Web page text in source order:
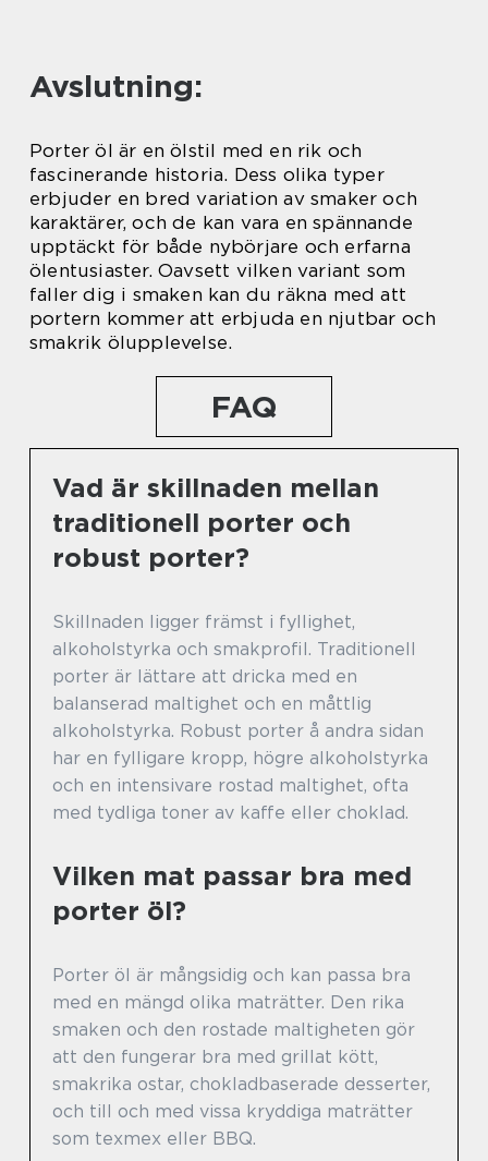
Avslutning:
Porter öl är en ölstil med en rik och
fascinerande historia. Dess olika typer
erbjuder en bred variation av smaker och
karaktärer, och de kan vara en spännande
upptäckt för både nybörjare och erfarna
ölentusiaster. Oavsett vilken variant som
faller dig i smaken kan du räkna med att
portern kommer att erbjuda en njutbar och
smakrik ölupplevelse.
FAQ
Vad är skillnaden mellan
traditionell porter och
robust porter?
Skillnaden ligger främst i fyllighet,
alkoholstyrka och smakprofil. Traditionell
porter är lättare att dricka med en
balanserad maltighet och en måttlig
alkoholstyrka. Robust porter å andra sidan
har en fylligare kropp, högre alkoholstyrka
och en intensivare rostad maltighet, ofta
med tydliga toner av kaffe eller choklad.
Vilken mat passar bra med
porter öl?
Porter öl är mångsidig och kan passa bra
med en mängd olika maträtter. Den rika
smaken och den rostade maltigheten gör
att den fungerar bra med grillat kött,
smakrika ostar, chokladbaserade desserter,
och till och med vissa kryddiga maträtter
som texmex eller BBQ.